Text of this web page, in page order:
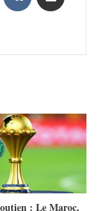
: Le Maroc,